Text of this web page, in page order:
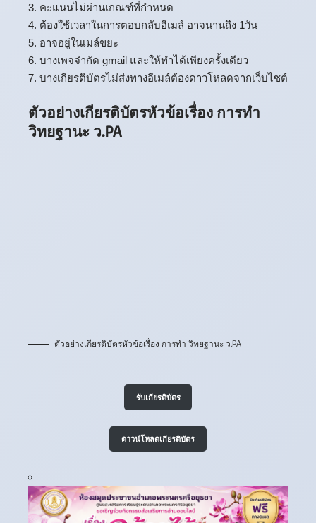
3. คะแนนไม่ผ่านเกณฑ์ที่กำหนด
4. ต้องใช้เวลาในการตอบกลับอีเมล์ อาจนานถึง 1วัน
5. อาจอยู่ในเมล์ขยะ
6. บางเพจจำกัด gmail และให้ทำได้เพียงครั้งเดียว
7. บางเกียรติบัตรไม่ส่งทางอีเมล์ต้องดาวโหลดจากเว็บไซต์
ตัวอย่างเกียรติบัตรหัวข้อเรื่อง การทำ
วิทยฐานะ ว.PA
ตัวอย่างเกียรติบัตรหัวข้อเรื่อง การทำ วิทยฐานะ ว.PA
รับเกียรติบัตร
ดาวน์โหลดเกียรติบัตร